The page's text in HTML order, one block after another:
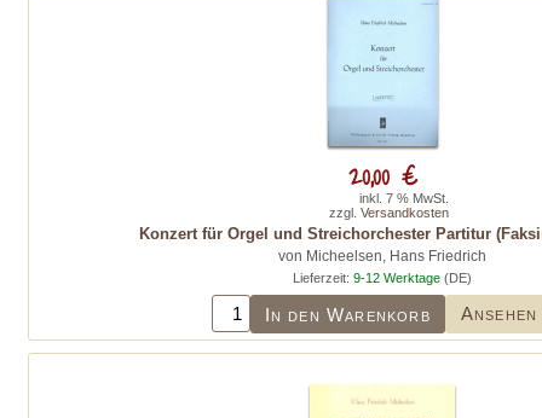
Konzert für Orgel und Streichorchester Partitur
von Micheelsen, Hans Friedrich
Lieferzeit: 9-12 Werktage (DE)
In den Warenkorb Ansehen
20,00 €
inkl. 7 % MwSt.
zzgl. Versandkosten